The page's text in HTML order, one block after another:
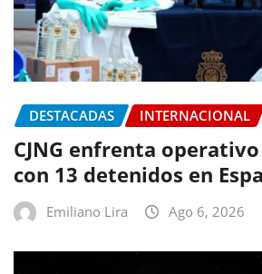
DESTACADAS INTERNACIONAL
CJNG enfrenta
con 13 detenidos en
Emiliano Lira Ago 6, 2026